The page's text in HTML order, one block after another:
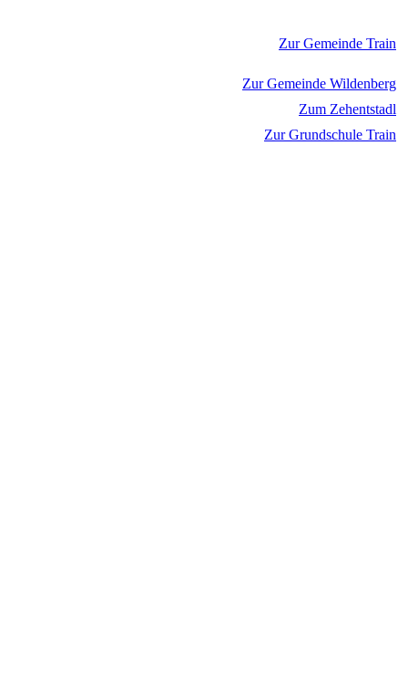
Zur Gemeinde Train
Zur Gemeinde Wildenberg
Zum Zehentstadl
Zur Grundschule Train